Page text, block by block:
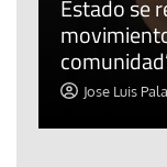
Estado se
Jose Luis